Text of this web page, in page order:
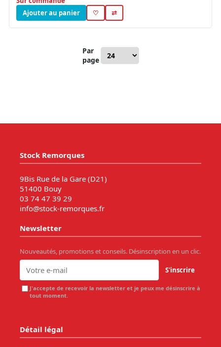
Ajouter au panier
♡ ⇄
Par
page
Stock Remorques
9Bis Rue de la Gare (D21)
51400 Bouy
03 74 47 39 29
info@stock-remorques.fr
Newsletter
Nouveautés, promotions et conseils. Désinscription en un clic.
S'inscrire
J'accepte de recevoir la newsletter et je peux me désinscrire à
tout moment.
Détail légal